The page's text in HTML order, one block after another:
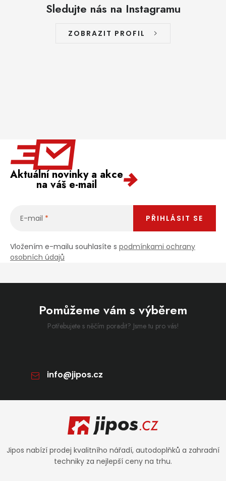
Sledujte nás na Instagramu
ZOBRAZIT PROFIL
Aktuální novinky a akce
na váš e-mail
E-mail
Vložením e-mailu souhlasíte s podmínkami ochrany
osobních údajů
PŘIHLÁSIT SE
Pomůžeme vám s výběrem
Potřebujete s něčím poradit? Jsme tu pro vás!
info@jipos.cz
Zápatí
Jipos nabízí prodej kvalitního nářadí, autodoplňků a zahradní
techniky za nejlepší ceny na trhu.